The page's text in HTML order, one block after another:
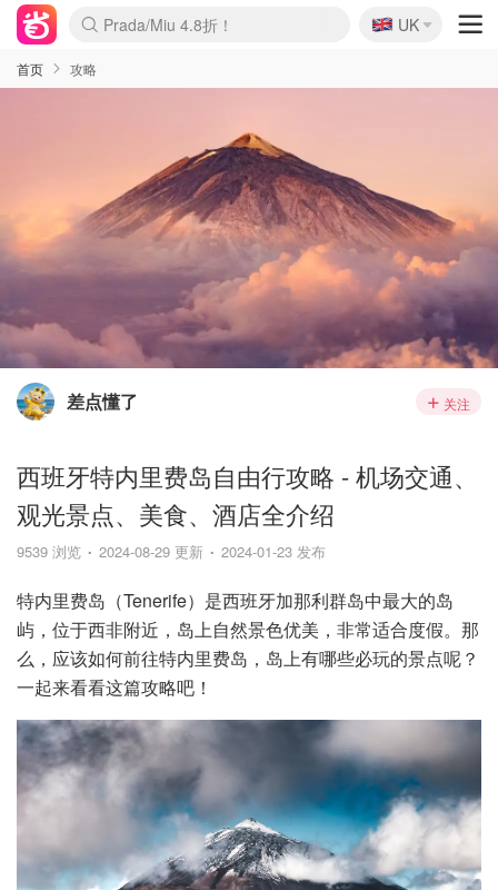
Prada/Miu 4.8折！
🇬🇧
UK
首页 攻略
差点懂了 关注
西班牙特内里费岛自由行攻略 - 机场交通、
观光景点、美食、酒店全介绍
9539 浏览 2024-08-29 更新 2024-01-23 发布
特内里费岛（Tenerife）是西班牙加那利群岛中最大的岛
屿，位于西非附近，岛上自然景色优美，非常适合度假。那
么，应该如何前往特内里费岛，岛上有哪些必玩的景点呢？
一起来看看这篇攻略吧！